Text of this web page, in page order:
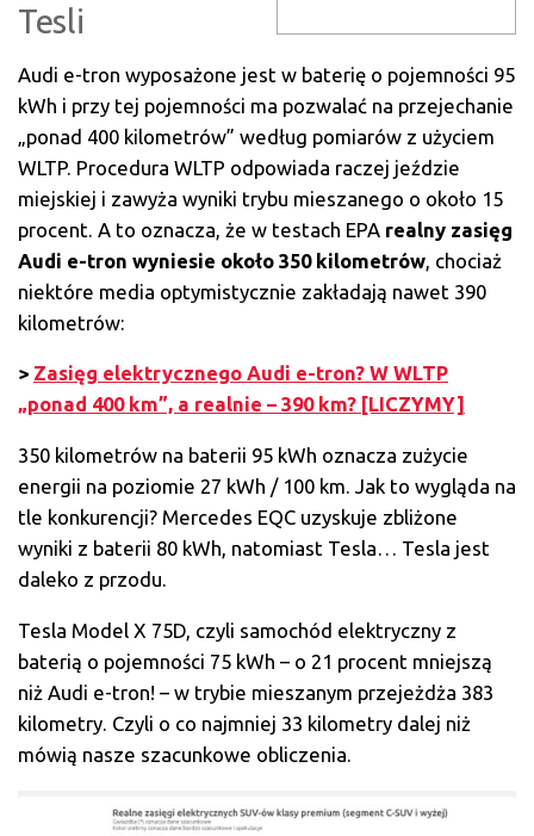
Tesli
Audi e-tron wyposażone jest w baterię o pojemności 95
kWh i przy tej pojemności ma pozwalać na przejechanie
„ponad 400 kilometrów” według pomiarów z użyciem
WLTP. Procedura WLTP odpowiada raczej jeździe
miejskiej i zawyża wyniki trybu mieszanego o około 15
procent. A to oznacza, że w testach EPA realny zasięg
Audi e-tron wyniesie około 350 kilometrów , chociaż
niektóre media optymistycznie zakładają nawet 390
kilometrów:
> Zasięg elektrycznego Audi e-tron? W WLTP
„ponad 400 km”, a realnie – 390 km? [LICZYMY]
350 kilometrów na baterii 95 kWh oznacza zużycie
energii na poziomie 27 kWh / 100 km. Jak to wygląda na
tle konkurencji? Mercedes EQC uzyskuje zbliżone
wyniki z baterii 80 kWh, natomiast Tesla… Tesla jest
daleko z przodu.
Tesla Model X 75D, czyli samochód elektryczny z
baterią o pojemności 75 kWh – o 21 procent mniejszą
niż Audi e-tron! – w trybie mieszanym przejeżdża 383
kilometry. Czyli o co najmniej 33 kilometry dalej niż
mówią nasze szacunkowe obliczenia.